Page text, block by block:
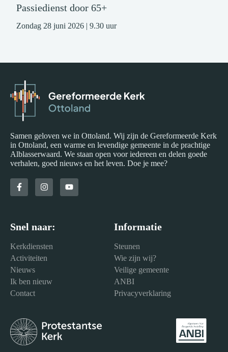
Passiedienst door 65+
Zondag 28 juni 2026 | 9.30 uur
Samen geloven we in Ottoland. Wij zijn de Gereformeerde Kerk
in Ottoland, een warme en levendige gemeente in de prachtige
Alblasserwaard. We staan open voor iedereen en delen goede
verhalen, goed nieuws en het leven. Doe je mee?
Snel naar:
Kerkdiensten
Activiteiten
Nieuws
Ik ben nieuw
Contact
Informatie
Steunen
Wie zijn wij?
Veilige gemeente
ANBI
Privacyverklaring